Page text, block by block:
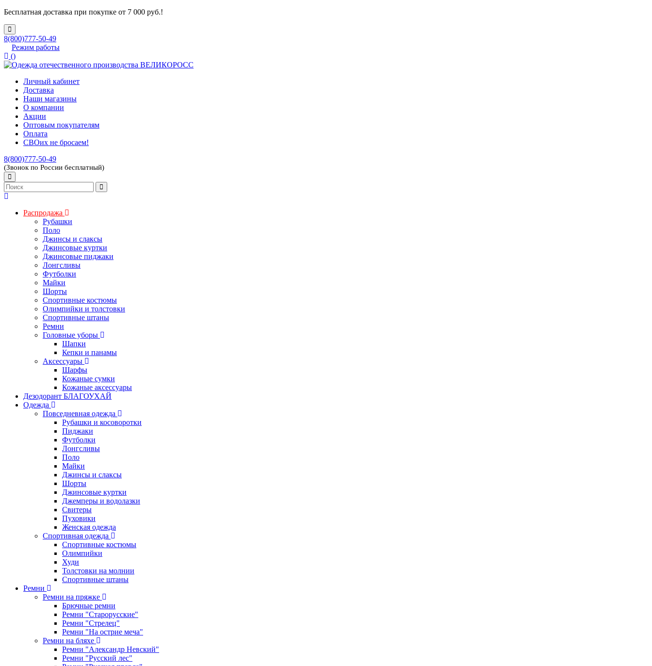
Бесплатная доставка при покупке от 7 000 руб.!
8(800)777-50-49
Режим работы
()
Личный кабинет
Доставка
Наши магазины
О компании
Акции
Оптовым покупателям
Оплата
СВОих не бросаем!
8(800)777-50-49
(Звонок по России бесплатный)
Распродажа
Рубашки
Поло
Джинсы и слаксы
Джинсовые куртки
Джинсовые пиджаки
Лонгсливы
Футболки
Майки
Шорты
Спортивные костюмы
Олимпийки и толстовки
Спортивные штаны
Ремни
Головные уборы
Шапки
Кепки и панамы
Аксессуары
Шарфы
Кожаные сумки
Кожаные аксессуары
Дезодорант БЛАГОУХАЙ
Одежда
Повседневная одежда
Рубашки и косоворотки
Пиджаки
Футболки
Лонгсливы
Поло
Майки
Джинсы и слаксы
Шорты
Джинсовые куртки
Джемперы и водолазки
Свитеры
Пуховики
Женская одежда
Спортивная одежда
Спортивные костюмы
Олимпийки
Худи
Толстовки на молнии
Спортивные штаны
Ремни
Ремни на пряжке
Брючные ремни
Ремни "Старорусские"
Ремни "Стрелец"
Ремни "На острие меча"
Ремни на бляхе
Ремни "Александр Невский"
Ремни "Русский лес"